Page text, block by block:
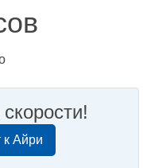
к Айри